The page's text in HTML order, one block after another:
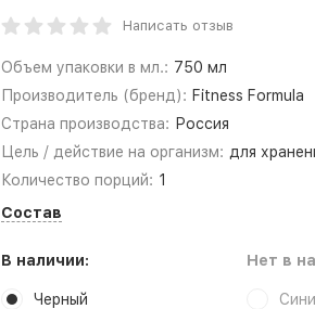
Написать отзыв
Объем упаковки в мл.: 750 мл
Производитель (бренд): Fitness Formula
Страна производства: Россия
Цель / действие на организм: для
Количество порций: 1
Состав
В наличии:
Черный
Нет в